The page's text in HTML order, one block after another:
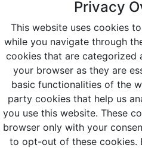
Privacy
This website uses cookies
while you navigate through
cookies that are categorized
your browser as they are
basic functionalities of the
party cookies that help us
you use this website. These
browser only with your
to opt-out of these cookies.